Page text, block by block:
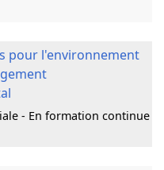
pour l'environnement
- En formation continue